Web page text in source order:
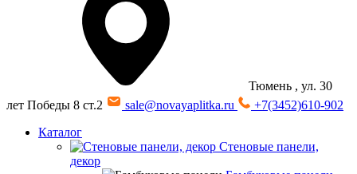
Тюмень , ул. 30
лет Победы 8 ст.2
sale@novayaplitka.ru
+7(3452)610-902
Каталог
Стеновые панели,
декор